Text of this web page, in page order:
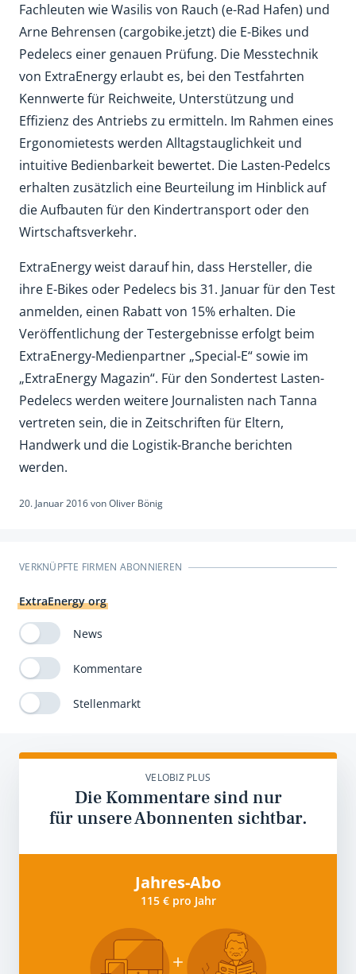
Fachleuten wie Wasilis von Rauch (e-Rad Hafen) und
Arne Behrensen (cargobike.jetzt) die E-Bikes und
Pedelecs einer genauen Prüfung. Die Messtechnik
von ExtraEnergy erlaubt es, bei den Testfahrten
Kennwerte für Reichweite, Unterstützung und
Effizienz des Antriebs zu ermitteln. Im Rahmen eines
Ergonomietests werden Alltagstauglichkeit und
intuitive Bedienbarkeit bewertet. Die Lasten-Pedelcs
erhalten zusätzlich eine Beurteilung im Hinblick auf
die Aufbauten für den Kindertransport oder den
Wirtschaftsverkehr.
ExtraEnergy weist darauf hin, dass Hersteller, die
ihre E-Bikes oder Pedelecs bis 31. Januar für den Test
anmelden, einen Rabatt von 15% erhalten. Die
Veröffentlichung der Testergebnisse erfolgt beim
ExtraEnergy-Medienpartner „Special-E“ sowie im
„ExtraEnergy Magazin“. Für den Sondertest Lasten-
Pedelecs werden weitere Journalisten nach Tanna
vertreten sein, die in Zeitschriften für Eltern,
Handwerk und die Logistik-Branche berichten
werden.
20. Januar 2016vonOliver Bönig
VERKNÜPFTE FIRMEN ABONNIEREN
ExtraEnergy org
News
Kommentare
Stellenmarkt
VELOBIZ PLUS
Die Kommentare sind nur
für unsere Abonnenten sichtbar.
Jahres-Abo
115 € pro Jahr